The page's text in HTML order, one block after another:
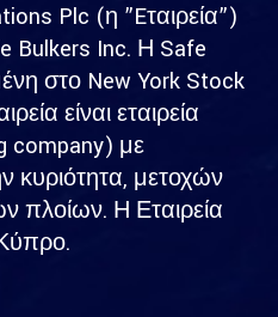
Plc (η ”Eταιρεία”)
Bulkers Inc. Η Safe
στο New York Stock
είναι εταιρεία
company) με
κυριότητα, μετοχών
πλοίων. Η Εταιρεία